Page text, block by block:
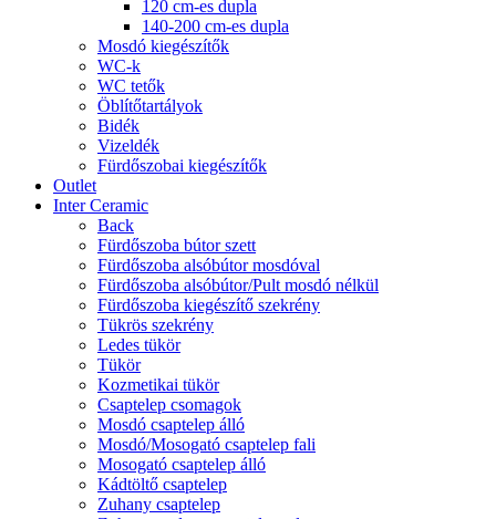
120 cm-es dupla
140-200 cm-es dupla
Mosdó kiegészítők
WC-k
WC tetők
Öblítőtartályok
Bidék
Vizeldék
Fürdőszobai kiegészítők
Outlet
Inter Ceramic
Back
Fürdőszoba bútor szett
Fürdőszoba alsóbútor mosdóval
Fürdőszoba alsóbútor/Pult mosdó nélkül
Fürdőszoba kiegészítő szekrény
Tükrös szekrény
Ledes tükör
Tükör
Kozmetikai tükör
Csaptelep csomagok
Mosdó csaptelep álló
Mosdó/Mosogató csaptelep fali
Mosogató csaptelep álló
Kádtöltő csaptelep
Zuhany csaptelep